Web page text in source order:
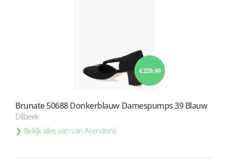
€ 229,99
Brunate 50688 Donkerblauw Damespumps 39 Blauw
Dilbeek
Bekijk alles van van Arendonk